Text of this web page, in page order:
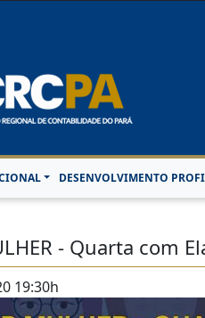
DESENVOLVIMENTO
- Quarta com
19:30h